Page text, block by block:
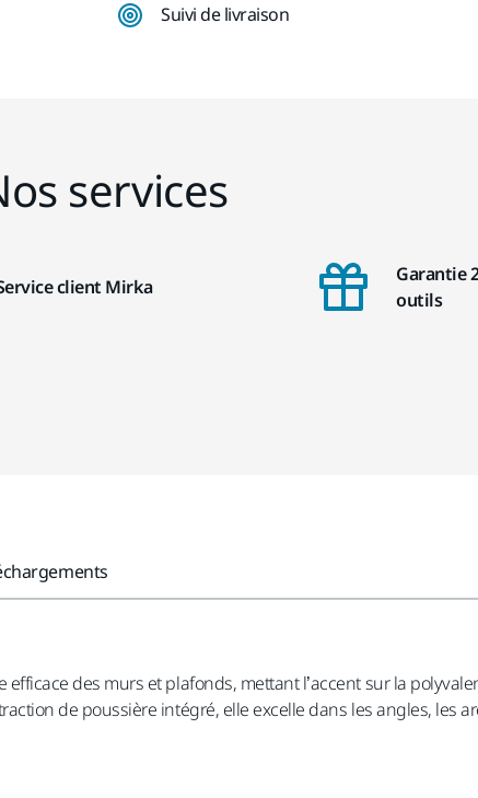
Suivi de livraison
services
client Mirka
Garantie
outils
des murs et plafonds, mettant l’accent sur la
de poussière intégré, elle excelle dans les angles, les